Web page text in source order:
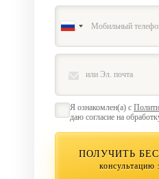
Я ознакомлен(а) с
даю согласие на
ПОЛУЧИТЬ
консультацию